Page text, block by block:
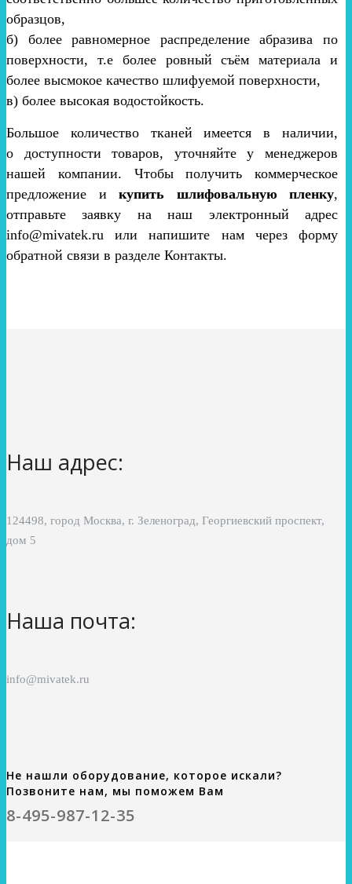
образцов,
б) более равномерное распределение абразива по
поверхности, т.е более ровный съём материала и
более высмокое качество шлифуемой поверхности,
в) более высокая водостойкость.
Большое количество тканей имеется в наличии,
о доступности товаров, уточняйте у менеджеров
нашей компании. Чтобы получить коммерческое
предложение и купить шлифовальную пленку,
отправьте заявку на наш электронный адрес
info@mivatek.ru или напишите нам через форму
обратной связи в разделе Контакты.
Наш адрес:
124498, город Москва, г. Зеленоград, Георгиевский проспект,
дом 5
Наша почта:
info@mivatek.ru
Не нашли оборудование, которое искали?
Позвоните нам, мы поможем Вам
8-495-987-12-35